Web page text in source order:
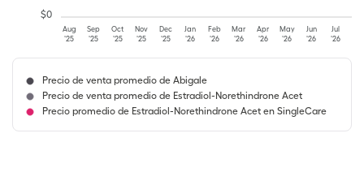
Aug
'25
Sep
'25
Oct
'25
Nov
'25
Dec
'25
Jan
'26
Feb
'26
Mar
'26
Apr
'26
May
'26
Jun
'26
Jul
'26
$0
Precio de venta promedio de Abigale
Precio de venta promedio de Estradiol-Norethindrone Acet
Precio promedio de Estradiol-Norethindrone Acet en SingleCare